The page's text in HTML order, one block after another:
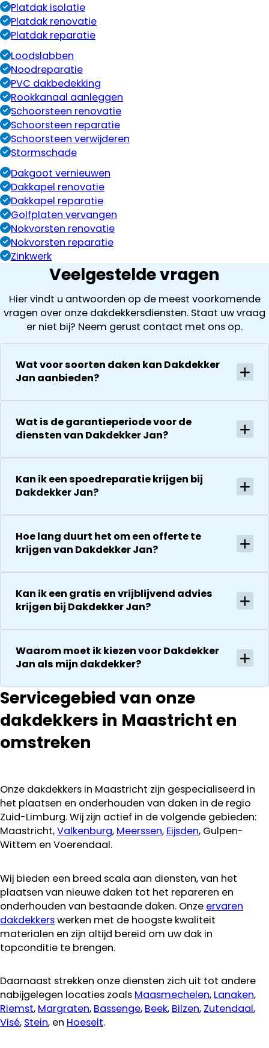
Platdak isolatie
Platdak renovatie
Platdak reparatie
Loodslabben
Noodreparatie
PVC dakbedekking
Rookkanaal aanleggen
Schoorsteen renovatie
Schoorsteen reparatie
Schoorsteen verwijderen
Stormschade
Dakgoot vernieuwen
Dakkapel renovatie
Dakkapel reparatie
Golfplaten vervangen
Nokvorsten renovatie
Nokvorsten reparatie
Zinkwerk
Veelgestelde vragen
Hier vindt u antwoorden op de meest voorkomende
vragen over onze dakdekkersdiensten. Staat uw vraag
er niet bij? Neem gerust contact met ons op.
Wat voor soorten daken kan Dakdekker
Jan aanbieden?
Wat is de garantieperiode voor de
diensten van Dakdekker Jan?
Kan ik een spoedreparatie krijgen bij
Dakdekker Jan?
Hoe lang duurt het om een offerte te
krijgen van Dakdekker Jan?
Kan ik een gratis en vrijblijvend advies
krijgen bij Dakdekker Jan?
Waarom moet ik kiezen voor Dakdekker
Jan als mijn dakdekker?
Servicegebied van onze
dakdekkers in Maastricht en
omstreken
Onze dakdekkers in Maastricht zijn gespecialiseerd in
het plaatsen en onderhouden van daken in de regio
Zuid-Limburg. Wij zijn actief in de volgende gebieden:
Maastricht,Valkenburg, Meerssen, Eijsden, Gulpen-
Wittem en Voerendaal.
Wij bieden een breed scala aan diensten, van het
plaatsen van nieuwe daken tot het repareren en
onderhouden van bestaande daken. Onze ervaren
dakdekkerswerken met de hoogste kwaliteit
materialen en zijn altijd bereid om uw dak in
topconditie te brengen.
Daarnaast strekken onze diensten zich uit tot andere
nabijgelegen locaties zoals Maasmechelen, Lanaken,
Riemst, Margraten, Bassenge, Beek, Bilzen, Zutendaal,
Visé, Stein, en Hoeselt.